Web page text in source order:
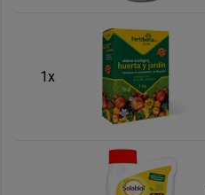
1x